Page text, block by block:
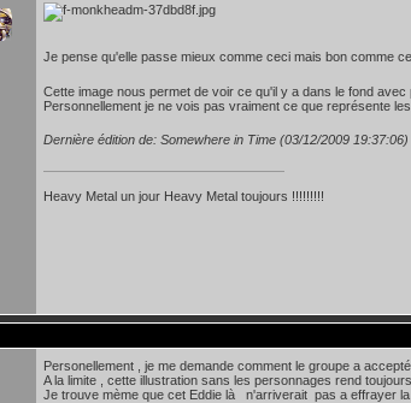
Je pense qu'elle passe mieux comme ceci mais bon comme
Cette image nous permet de voir ce qu'il y a dans le fond
Personnellement je ne vois pas vraiment ce que représente
Dernière édition de: Somewhere in Time (03/12/2009 19:37:06)
Heavy Metal un jour Heavy Metal toujours !!!!!!!!!
Personellement , je me demande comment le groupe a
A la limite , cette illustration sans les personnages rend
Je trouve mème que cet Eddie là n'arriverait pas a effrayer la